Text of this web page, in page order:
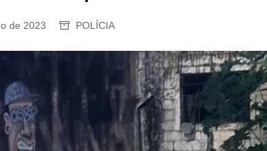
de 2023 POLÍCIA